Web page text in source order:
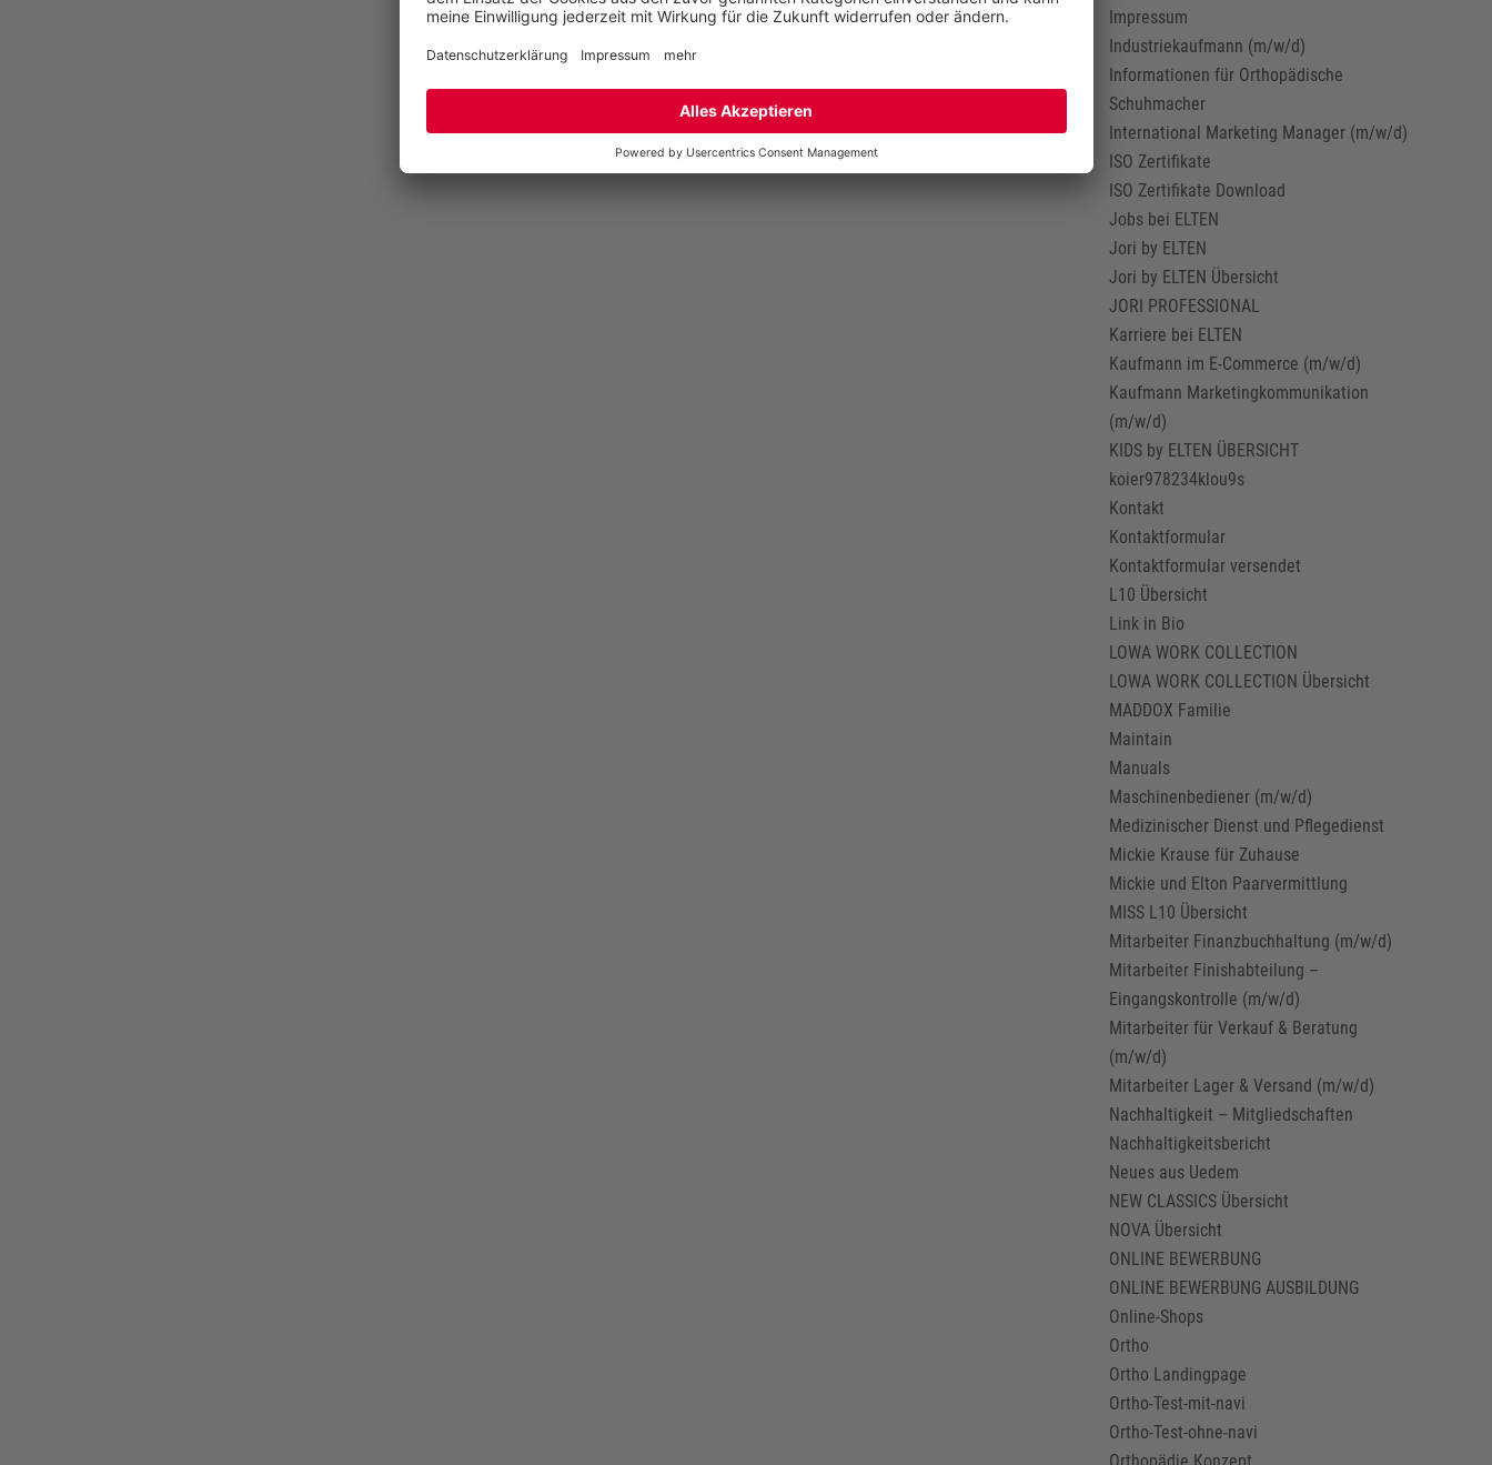
Impressum
Industriekaufmann (m/w/d)
Informationen für Orthopädische
Schuhmacher
International Marketing Manager (m/w/d)
ISO Zertifikate
ISO Zertifikate Download
Jobs bei ELTEN
Jori by ELTEN
Jori by ELTEN Übersicht
JORI PROFESSIONAL
Karriere bei ELTEN
Kaufmann im E-Commerce (m/w/d)
Kaufmann Marketingkommunikation
(m/w/d)
KIDS by ELTEN ÜBERSICHT
koier978234klou9s
Kontakt
Kontaktformular
Kontaktformular versendet
L10 Übersicht
Link in Bio
LOWA WORK COLLECTION
LOWA WORK COLLECTION Übersicht
MADDOX Familie
Maintain
Manuals
Maschinenbediener (m/w/d)
Medizinischer Dienst und Pflegedienst
Mickie Krause für Zuhause
Mickie und Elton Paarvermittlung
MISS L10 Übersicht
Mitarbeiter Finanzbuchhaltung (m/w/d)
Mitarbeiter Finishabteilung –
Eingangskontrolle (m/w/d)
Mitarbeiter für Verkauf & Beratung
(m/w/d)
Mitarbeiter Lager & Versand (m/w/d)
Nachhaltigkeit – Mitgliedschaften
Nachhaltigkeitsbericht
Neues aus Uedem
NEW CLASSICS Übersicht
NOVA Übersicht
ONLINE BEWERBUNG
ONLINE BEWERBUNG AUSBILDUNG
Online-Shops
Ortho
Ortho Landingpage
Ortho-Test-mit-navi
Ortho-Test-ohne-navi